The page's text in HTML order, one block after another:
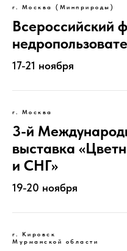
г. Москва (Минприроды)
Всероссийский
17-21 ноября
г. Москва
3-й
выставка
и СНГ»
19-20 ноября
г. Кировск
Мурманской области